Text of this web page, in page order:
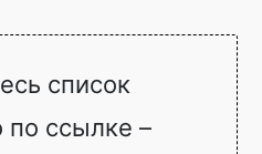
список
ссылке –